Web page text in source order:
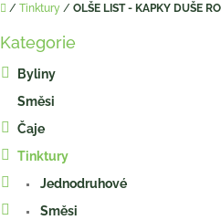
Domů
/ Tinktury / OLŠE LIST - KAPKY DUŠE
Přeskočit
Kategorie
Byliny
Směsi
Čaje
Tinktury
Jednodruhové
Směsi